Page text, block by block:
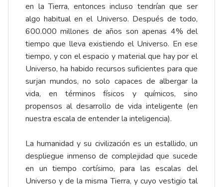
en la Tierra, entonces incluso tendrían que ser
algo habitual en el Universo. Después de todo,
600.000 millones de años son apenas 4% del
tiempo que lleva existiendo el Universo. En ese
tiempo, y con el espacio y material que hay por el
Universo, ha habido recursos suficientes para que
surjan mundos, no solo capaces de albergar la
vida, en términos físicos y químicos, sino
propensos al desarrollo de vida inteligente (en
nuestra escala de entender la inteligencia).
La humanidad y su civilización es un estallido, un
despliegue inmenso de complejidad que sucede
en un tiempo cortísimo, para las escalas del
Universo y de la misma Tierra, y cuyo vestigio tal